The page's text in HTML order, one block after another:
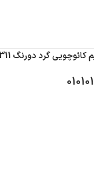
گرد دورنگ 010101311